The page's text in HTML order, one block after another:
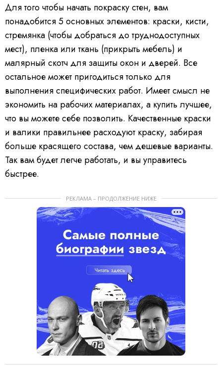
Для того чтобы начать покраску стен, вам
понадобится 5 основных элементов: краски, кисти,
стремянка (чтобы добраться до труднодоступных
мест), пленка или ткань (прикрыть мебель) и
малярный скотч для защиты окон и дверей. Все
остальное может пригодиться только для
выполнения специфических работ. Имеет смысл не
экономить на рабочих материалах, а купить лучшее,
что вы можете себе позволить. Качественные краски
и валики правильнее расходуют краску, забирая
больше красящего состава, чем дешевые варианты.
Так вам будет легче работать, и вы управитесь
быстрее.
РЕКЛАМА – ПРОДОЛЖЕНИЕ НИЖЕ